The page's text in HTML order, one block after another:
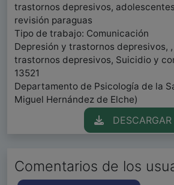
trastornos depresivos,
revisión paraguas
Tipo de trabajo: Comunicación
Depresión y trastornos depresivos,
trastornos depresivos, Suicidio y
13521
Departamento de Psicología de la
Miguel Hernández de Elche)
DESCARGAR
Comentarios de los